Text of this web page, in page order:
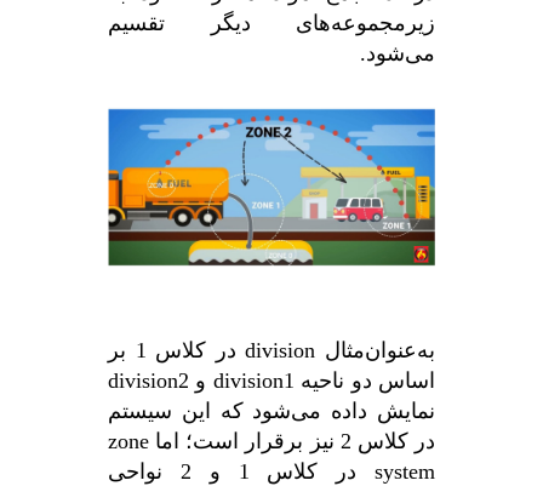
زیرمجموعه‌های دیگر تقسیم
می‌شود.
به‌عنوان‌مثال division در کلاس 1 بر
اساس دو ناحیه division1 و division2
نمایش داده می‌شود که این سیستم
در کلاس 2 نیز برقرار است؛ اما zone
system در کلاس 1 و 2 نواحی